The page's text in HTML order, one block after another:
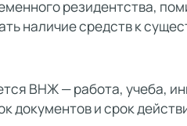
резидентства,
наличие средств к
ВНЖ — работа, учеба,
документов и срок